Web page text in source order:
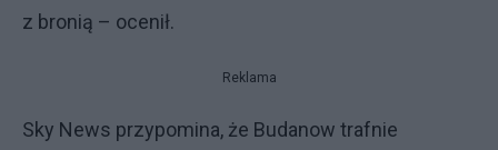
z bronią – ocenił.
Reklama
Sky News przypomina, że Budanow trafnie